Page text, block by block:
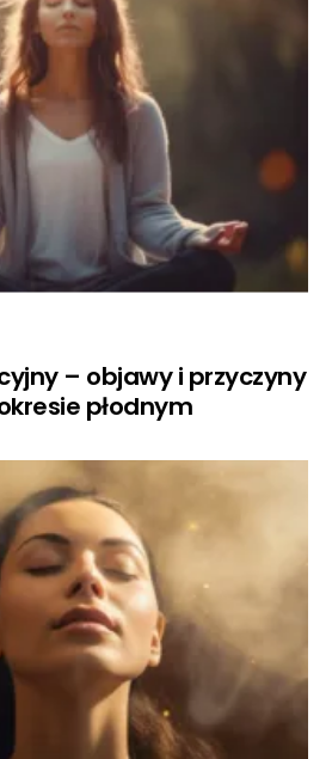
– objawy i przyczyny
płodnym